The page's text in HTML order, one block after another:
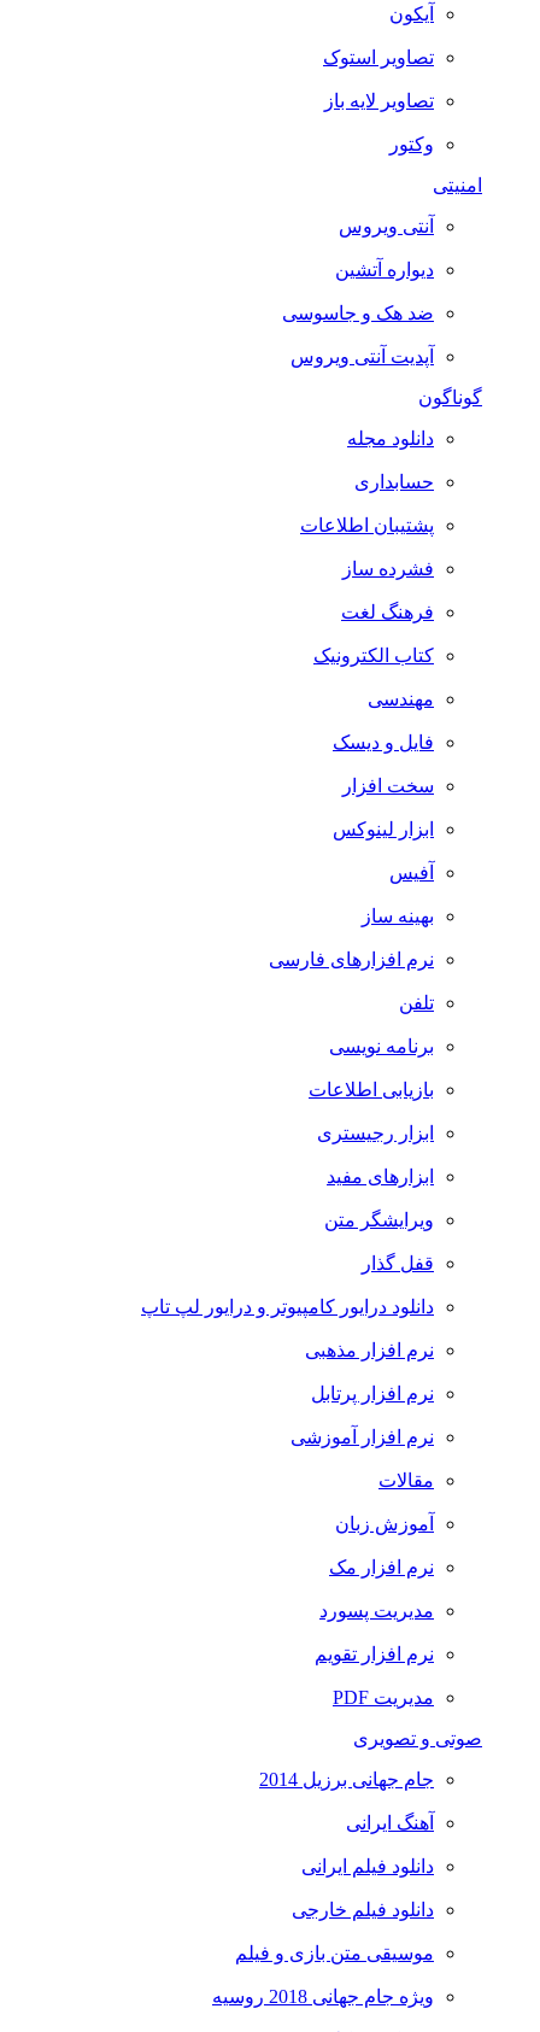
آیکون
تصاویر استوک
تصاویر لایه باز
وکتور
امنیتی
آنتی ویروس
دیواره آتشین
ضد هک و جاسوسی
آپدیت آنتی ویروس
گوناگون
دانلود مجله
حسابداری
پشتیبان اطلاعات
فشرده ساز
فرهنگ لغت
کتاب الکترونیک
مهندسی
فایل و دیسک
سخت افزار
ابزار لینوکس
آفیس
بهینه ساز
نرم افزارهای فارسی
تلفن
برنامه نویسی
بازیابی اطلاعات
ابزار رجیستری
ابزارهای مفید
ویرایشگر متن
قفل گذار
دانلود درایور کامپیوتر و درایور لپ تاپ
نرم افزار مذهبی
نرم افزار پرتابل
نرم افزار آموزشی
مقالات
آموزش زبان
نرم افزار مک
مدیریت پسورد
نرم افزار تقویم
مدیریت PDF
صوتی و تصویری
جام جهانی برزیل 2014
آهنگ ایرانی
دانلود فیلم ایرانی
دانلود فیلم خارجی
موسیقی متن بازی و فیلم
ویژه جام جهانی 2018 روسیه